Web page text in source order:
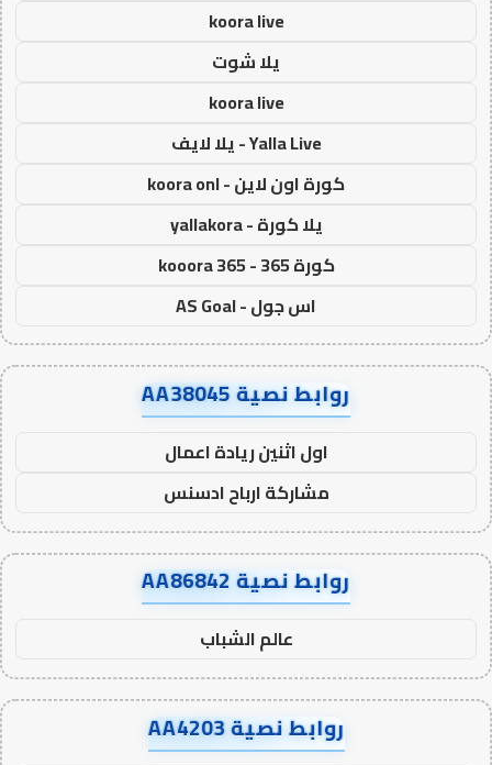
koora live
يلا شوت
koora live
Yalla Live - يلا لايف
كورة اون لاين - koora onl
يلا كورة - yallakora
كورة 365 - kooora 365
اس جول - AS Goal
روابط نصية AA38045
اول اثنين ريادة اعمال
مشاركة ارباح ادسنس
روابط نصية AA86842
عالم الشباب
روابط نصية AA4203